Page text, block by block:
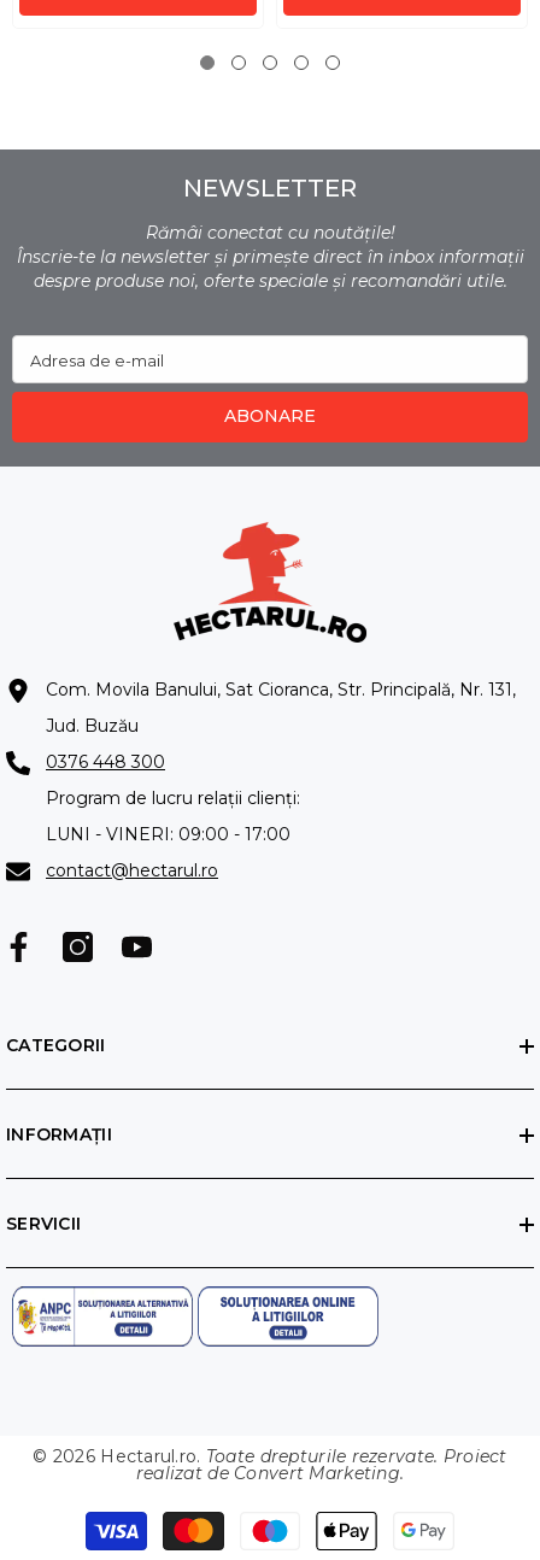
NEWSLETTER
Rămâi conectat cu noutățile!
Înscrie-te la newsletter și primește direct în inbox informații
despre produse noi, oferte speciale și recomandări utile.
Adresa de e-mail
ABONARE
Com. Movila Banului, Sat Cioranca, Str. Principală, Nr. 131,
Jud. Buzău
0376 448 300
Program de lucru relații clienți:
LUNI - VINERI: 09:00 - 17:00
contact@hectarul.ro
CATEGORII
INFORMAȚII
SERVICII
© 2026 Hectarul.ro. Toate drepturile rezervate. Proiect
realizat de Convert Marketing.
Metode
de
plata